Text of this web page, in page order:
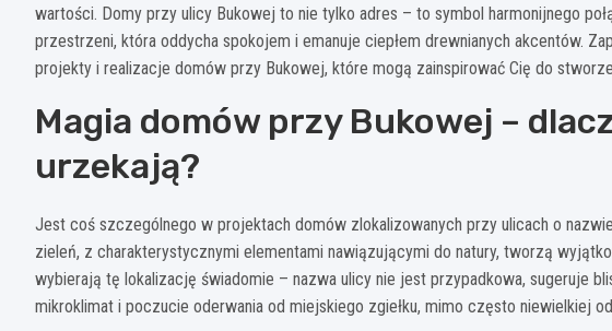
wartości. Domy przy ulicy Bukowej to nie tylko adres – to symbol harmonijnego
przestrzeni, która oddycha spokojem i emanuje ciepłem drewnianych akcentów.
projekty i realizacje domów przy Bukowej, które mogą zainspirować Cię do
Magia domów przy Bukowej –
urzekają?
Jest coś szczególnego w projektach domów zlokalizowanych przy ulicach o
zieleń, z charakterystycznymi elementami nawiązującymi do natury, tworzą
wybierają tę lokalizację świadomie – nazwa ulicy nie jest przypadkowa, sugeruje
mikroklimat i poczucie oderwania od miejskiego zgiełku, mimo często niewielkiej